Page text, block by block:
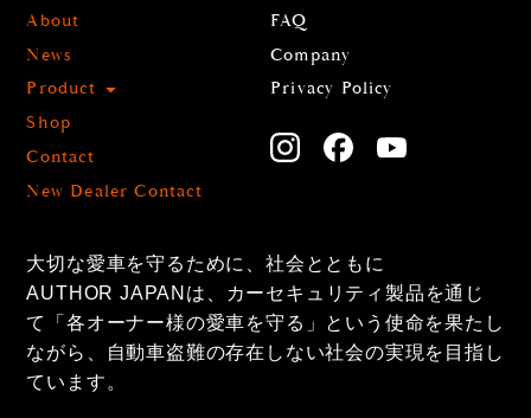
About
News
Product
Shop
Contact
New Dealer Contact
FAQ
Company
Privacy Policy
大切な愛車を守るために、社会とともに
AUTHOR JAPANは、カーセキュリティ製品を通じ
て「各オーナー様の愛車を守る」という使命を果たし
ながら、自動車盗難の存在しない社会の実現を目指し
ています。